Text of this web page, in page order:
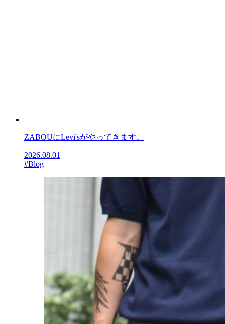
ZABOUにLevi'sがやってきます。
2026.08.01
#Blog